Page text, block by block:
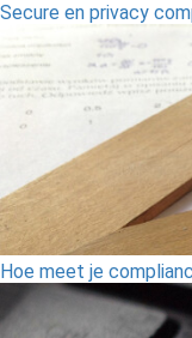
Secure en privacy
Hoe meet je